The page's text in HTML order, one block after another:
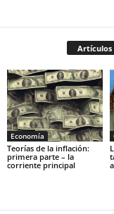
Artículos
Economía
Teorías de la inflación:
primera parte – la
corriente principal